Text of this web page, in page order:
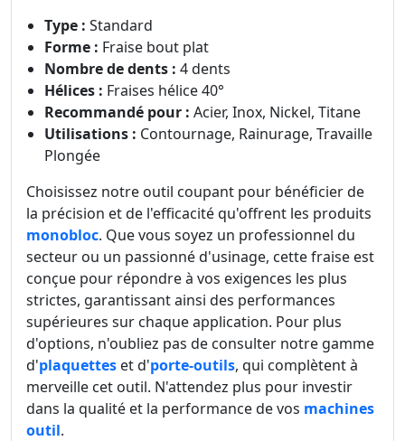
Type : Standard
Forme : Fraise bout plat
Nombre de dents : 4 dents
Hélices : Fraises hélice 40°
Recommandé pour : Acier, Inox, Nickel, Titane
Utilisations : Contournage, Rainurage, Travaille
Plongée
Choisissez notre outil coupant pour bénéficier de
la précision et de l'efficacité qu'offrent les produits
monobloc. Que vous soyez un professionnel du
secteur ou un passionné d'usinage, cette fraise est
conçue pour répondre à vos exigences les plus
strictes, garantissant ainsi des performances
supérieures sur chaque application. Pour plus
d'options, n'oubliez pas de consulter notre gamme
d'plaquettes et d'porte-outils, qui complètent à
merveille cet outil. N'attendez plus pour investir
dans la qualité et la performance de vos machines
outil.